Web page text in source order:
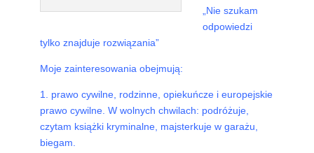
„Nie szukam
odpowiedzi
tylko znajduje rozwiązania”
Moje zainteresowania obejmują:
1. prawo cywilne, rodzinne, opiekuńcze i europejskie
prawo cywilne. W wolnych chwilach: podróżuje,
czytam książki kryminalne, majsterkuje w garażu,
biegam.